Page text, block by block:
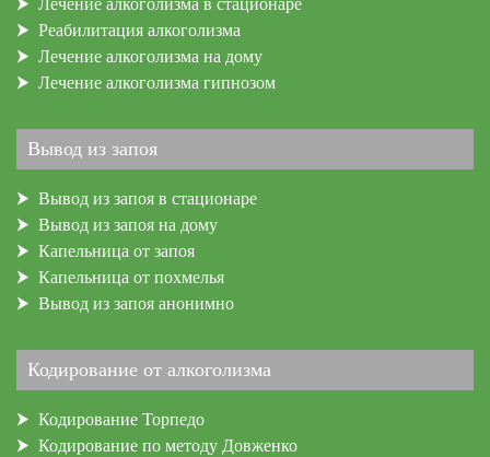
Лечение алкоголизма в стационаре
Реабилитация алкоголизма
Лечение алкоголизма на дому
Лечение алкоголизма гипнозом
Вывод из запоя
Вывод из запоя в стационаре
Вывод из запоя на дому
Капельница от запоя
Капельница от похмелья
Вывод из запоя анонимно
Кодирование от алкоголизма
Кодирование Торпедо
Кодирование по методу Довженко